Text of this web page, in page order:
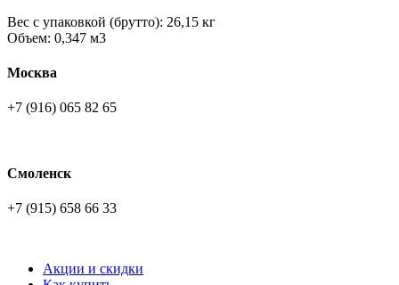
Вес с упаковкой (брутто): 26,15 кг
Объем: 0,347 м3
Москва
+7 (916) 065 82 65
Смоленск
+7 (915) 658 66 33
Акции и скидки